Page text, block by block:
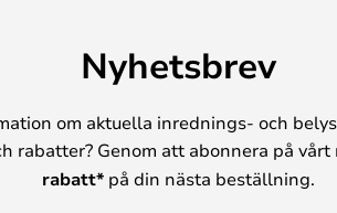
Nyhetsbrev
om aktuella inrednings- och
rabatter? Genom att abonnera på
rabatt*på din nästa beställning.